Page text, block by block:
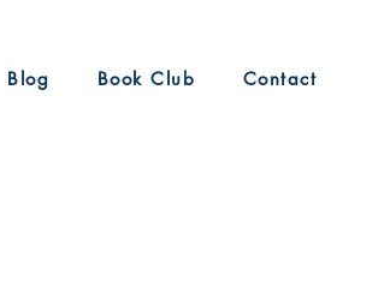
Blog Book Club Contact